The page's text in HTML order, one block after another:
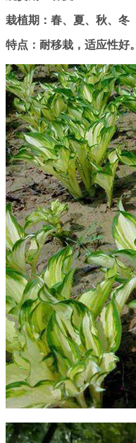
栽植期：春、夏、秋、冬
特点：耐移栽，适应性好。